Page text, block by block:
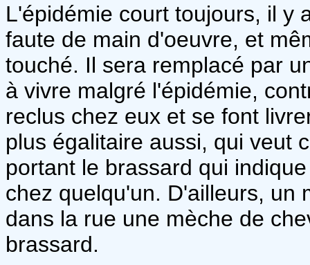
L'épidémie court toujours, il y
faute de main d'oeuvre, et
touché. Il sera remplacé par
à vivre malgré l'épidémie,
reclus chez eux et se font
plus égalitaire aussi, qui veut
portant le brassard qui
chez quelqu'un. D'ailleurs, un
dans la rue une mèche de
brassard.